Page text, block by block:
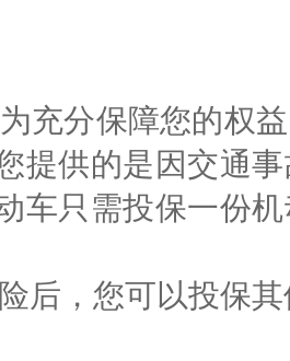
为充分保障您的权
提供的是因交通
车只需投保一份
后，您可以投保